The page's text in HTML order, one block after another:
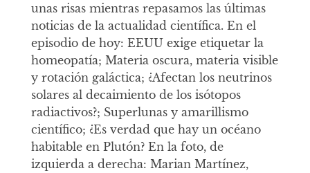
unas risas mientras repasamos las últimas
noticias de la actualidad científica. En el
episodio de hoy: EEUU exige etiquetar la
homeopatía; Materia oscura, materia visible
y rotación galáctica; ¿Afectan los neutrinos
solares al decaimiento de los isótopos
radiactivos?; Superlunas y amarillismo
científico; ¿Es verdad que hay un océano
habitable en Plutón? En la foto, de
izquierda a derecha: Marian Martínez,